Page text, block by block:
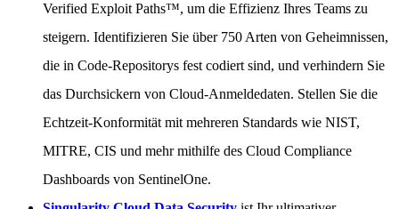
Verified Exploit Paths™, um die Effizienz Ihres Teams zu
steigern. Identifizieren Sie über 750 Arten von Geheimnissen,
die in Code-Repositorys fest codiert sind, und verhindern Sie
das Durchsickern von Cloud-Anmeldedaten. Stellen Sie die
Echtzeit-Konformität mit mehreren Standards wie NIST,
MITRE, CIS und mehr mithilfe des Cloud Compliance
Dashboards von SentinelOne.